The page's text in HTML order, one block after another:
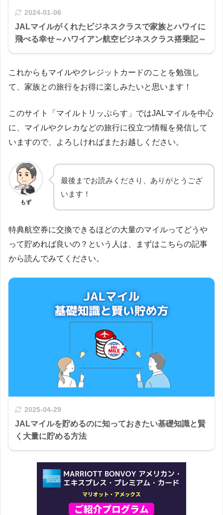
2024-01-06
JALマイルがくれたビジネスクラスで家族とハワイに
飛べる幸せ～ハワイアン航空ビジネスクラス搭乗記～
これからもマイルやクレジットカードのことを勉強し
て、家族との旅行をお得に楽しみたいと思います！
このサイト「マイルトリッぷらす」ではJALマイルを中心
に、マイルやクレカなどの旅行に役立つ情報を発信して
いますので、よろしければまたお越しください。
もず
最後までお読みくださり、ありがとうござ
います！
特典航空券に交換できるほどの大量のマイルってどうや
って貯めれば良いの？という人は、まずはこちらの記事
から読んでみてください。
2025-04-29
JALマイルを貯めるのに知っておきたい基礎知識と賢
く大量に貯める方法